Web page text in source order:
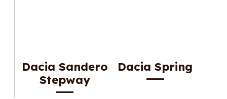
Dacia Sandero
Stepway
Dacia Spring